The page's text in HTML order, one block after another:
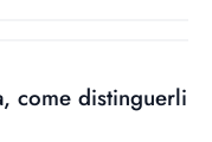
come distinguerli